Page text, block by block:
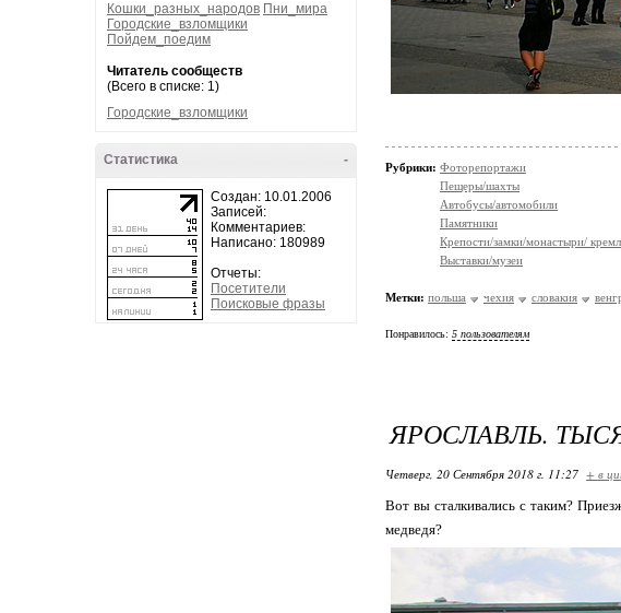
Кошки_разных_народов Пни_мира
Городские_взломщики
Пойдем_поедим
Читатель сообществ
(Всего в списке: 1)
Городские_взломщики
-
Статистика
Создан: 10.01.2006
Записей:
Комментариев:
Написано: 180989
Отчеты:
Посетители
Поисковые фразы
Рубрики: Фоторепортажи
Пещеры/шахты
Автобусы/автомобили
Памятники
Крепости/замки/монастыри/
Выставки/музеи
Метки: польша чехия словакия
Понравилось: 5 пользователям
ЯРОСЛАВЛЬ.
Четверг, 20 Сентября 2018 г. 11:27 + в
Вот вы сталкивались с таким?
медведя?